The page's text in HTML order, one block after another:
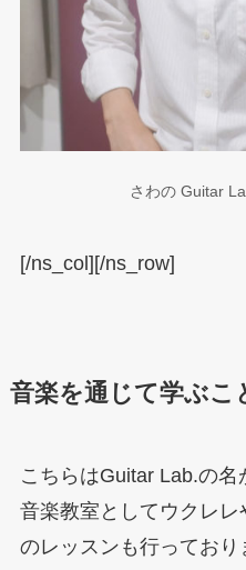
さわの Guitar
[/ns_col][/ns_row]
音楽を通じて学ぶこ
こちらはGuitar Lab.の
音楽教室としてウクレ
のレッスンも行っており